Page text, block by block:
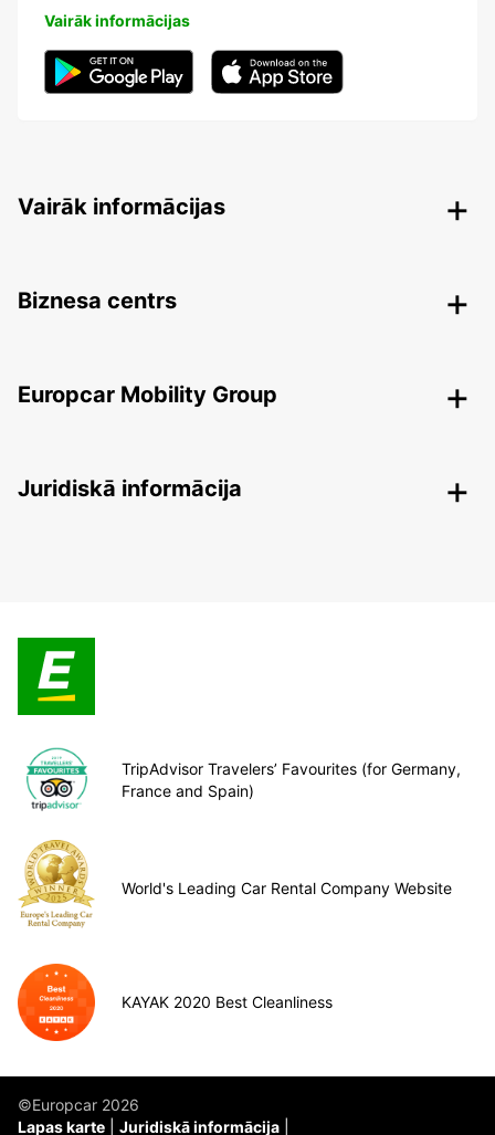
Vairāk informācijas
Vairāk informācijas
Biznesa centrs
Europcar Mobility Group
Juridiskā informācija
TripAdvisor Travelers’ Favourites (for Germany,
France and Spain)
World's Leading Car Rental Company Website
KAYAK 2020 Best Cleanliness
©Europcar 2026
Lapas karte
Juridiskā informācija